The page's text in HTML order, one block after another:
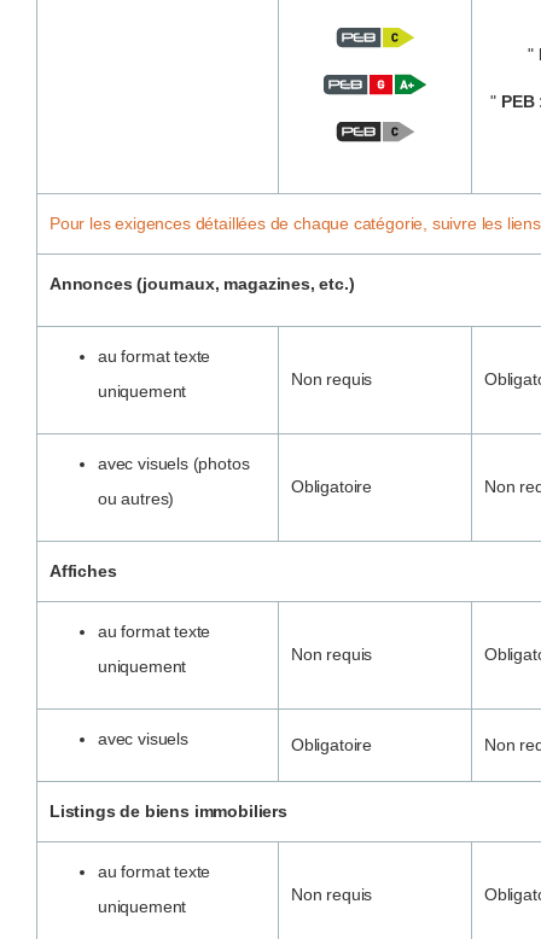
"
" PEB
Pour les exigences détaillées de chaque catégorie, suivre les
Annonces (journaux, magazines, etc.)
au format texte
uniquement
Non requis
avec visuels (photos
ou autres)
Obligatoire Non
Affiches
au format texte
uniquement
Non requis
avec visuels Obligatoire Non
Listings de biens immobiliers
au format texte
uniquement
Non requis